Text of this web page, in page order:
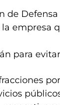
de
empresa
para